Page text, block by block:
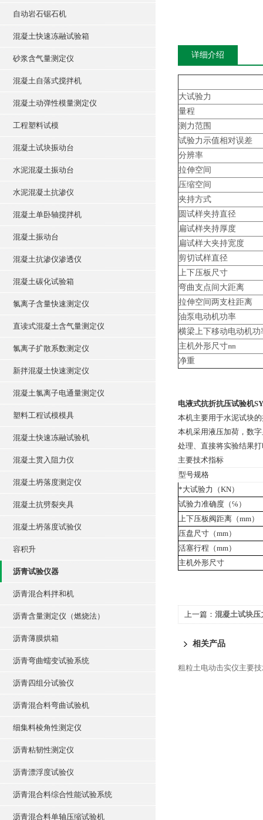
自动岩石锯石机
混凝土快速冻融试验箱
砂浆含气量测定仪
混凝土自落式搅拌机
混凝土动弹性模量测定仪
工程塑料试模
混凝土试块振动台
水泥混凝土振动台
水泥混凝土抗渗仪
混凝土单卧轴搅拌机
混凝土振动台
混凝土抗渗仪渗透仪
混凝土碳化试验箱
氯离子含量快速测定仪
直读式混凝土含气量测定仪
氯离子扩散系数测定仪
新拌混凝土快速测定仪
混凝土氯离子电通量测定仪
塑料工程试模模具
混凝土快速冻融试验机
混凝土贯入阻力仪
混凝土坍落度测定仪
混凝土抗劈裂夹具
混凝土坍落度试验仪
容积升
沥青试验仪器
沥青混合料拌和机
沥青含量测定仪（燃烧法）
沥青薄膜烘箱
沥青弯曲蠕变试验系统
沥青四组分试验仪
沥青混合料弯曲试验机
细集料棱角性测定仪
沥青粘韧性测定仪
沥青漂浮度试验仪
沥青混合料综合性能试验系统
沥青混合料单轴压缩试验机
详细介绍
大试验力
量程
测力范围
试验力示值相对误差
分辨率
拉伸空间
压缩空间
夹持方式
圆试样夹持直径
扁试样夹持厚度
扁试样大夹持宽度
剪切试样直径
上下压板尺寸
弯曲支点间大距离
拉伸空间两支柱距离
油泵电动机功率
横梁上下移动电动机功
主机外形尺寸㎜
净重
电液式抗折抗压试验机
本机主要用于水泥试块
本机采用液压加荷，数
处理、直接将实验结果
主要技术指标
型号规格
*大试验力（KN）
试验力准确度（℅）
上下压板阀距离（mm）
压盘尺寸（mm）
活塞行程（mm）
主机外形尺寸
上一篇： 混凝土试块压
相关产品
粗粒土电动击实仪主要